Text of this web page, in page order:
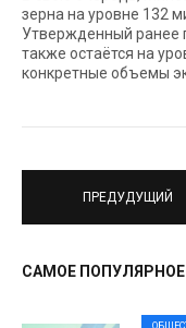
зерна на уровне 132
Утвержденный ранее
также остаётся на
конкретные объемы
ПРЕДУДУЩИЙ
САМОЕ ПОПУЛЯРНОЕ